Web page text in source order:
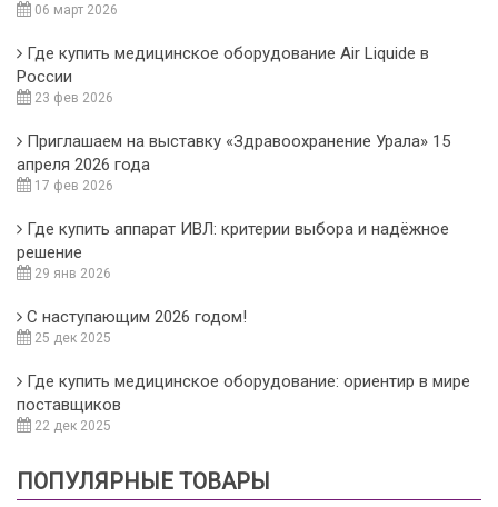
06 март 2026
Где купить медицинское оборудование Air Liquide в
России
23 фев 2026
Приглашаем на выставку «Здравоохранение Урала» 15
апреля 2026 года
17 фев 2026
Где купить аппарат ИВЛ: критерии выбора и надёжное
решение
29 янв 2026
С наступающим 2026 годом!
25 дек 2025
Где купить медицинское оборудование: ориентир в мире
поставщиков
22 дек 2025
ПОПУЛЯРНЫЕ ТОВАРЫ